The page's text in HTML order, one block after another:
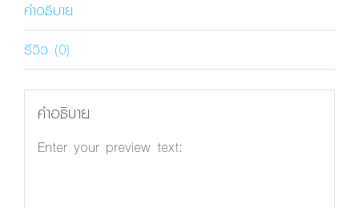
คำอธิบาย
รีวิว (0)
คำอธิบาย
Enter your preview text: